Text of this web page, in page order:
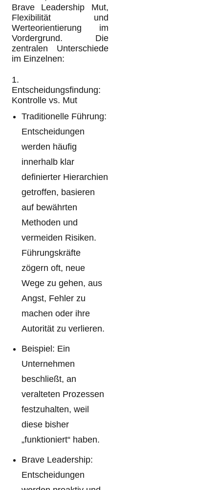
Brave Leadership Mut,
Flexibilität und
Werteorientierung im
Vordergrund. Die
zentralen Unterschiede
im Einzelnen:
1.
Entscheidungsfindung:
Kontrolle vs. Mut
Traditionelle Führung:
Entscheidungen
werden häufig
innerhalb klar
definierter Hierarchien
getroffen, basieren
auf bewährten
Methoden und
vermeiden Risiken.
Führungskräfte
zögern oft, neue
Wege zu gehen, aus
Angst, Fehler zu
machen oder ihre
Autorität zu verlieren.
Beispiel: Ein
Unternehmen
beschließt, an
veralteten Prozessen
festzuhalten, weil
diese bisher
„funktioniert“ haben.
Brave Leadership:
Entscheidungen